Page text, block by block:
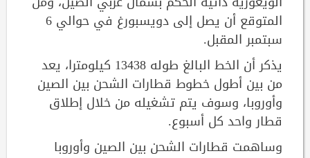
المتوقع أن يصل إلى دويسبورغ في حوالي 6
سبتمبر المقبل.
يذكر أن الخط البالغ طوله 13438 كيلومترا، يعد
من بين أطول خطوط قطارات الشحن بين الصين
وأوروبا، وسوف يتم تشغيله من خلال إطلاق
قطار واحد كل أسبوع.
وساهمت قطارات الشحن بين الصين وأوروبا